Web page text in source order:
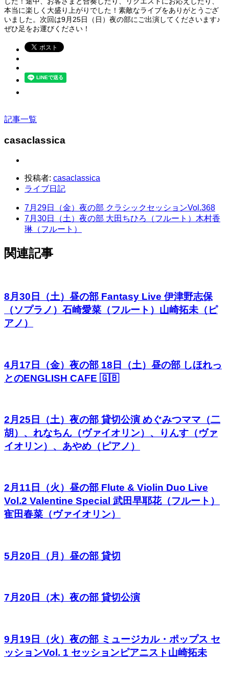
本当に楽しく大盛り上がりでした！素敵なライブをありがとうござ
いました。次回は9月25日（日）夜の部にご出演してくださいます♪
ぜひ足をお運びください！
記事一覧
casaclassica
投稿者: casaclassica
ライブ日記
7月29日（金）夜の部 クラシックセッションVol.368
7月30日（土）夜の部 大田ちひろ（フルート）木村香
琳（フルート）
関連記事
8月30日（土）昼の部 Fantasy Live 伊津野志保
（ソプラノ）石崎愛菜（フルート）山崎拓未（ピ
アノ）
4月17日（金）夜の部 18日（土）昼の部 しほれっ
とのENGLISH CAFE 🇬🇧
2月25日（土）夜の部 貸切公演 めぐみつママ（二
胡）、れなちん（ヴァイオリン）、りんす（ヴァ
イオリン）、あやめ（ピアノ）
2月11日（火）昼の部 Flute & Violin Duo Live
Vol.2 Valentine Special 武田早耶花（フルート）
寉田春菜（ヴァイオリン）
5月20日（月）昼の部 貸切
7月20日（木）夜の部 貸切公演
9月19日（火）夜の部 ミュージカル・ポップス セ
ッションVol. 1 セッションピアニスト山崎拓未